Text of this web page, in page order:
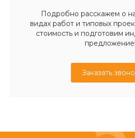
Подробно расскажем о
видах работ и типовых
стоимость и подготовим
предложение!
Заказать